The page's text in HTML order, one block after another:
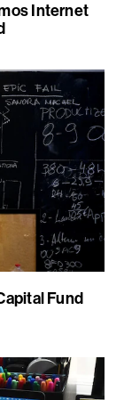
Internet
Fund